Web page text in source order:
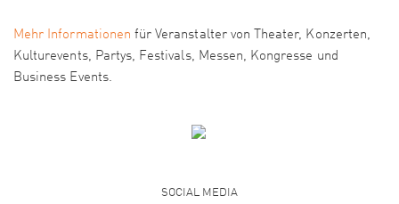
Mehr Informationen für Veranstalter von Theater, Konzerten,
Kulturevents, Partys, Festivals, Messen, Kongresse und
Business Events.
SOCIAL MEDIA